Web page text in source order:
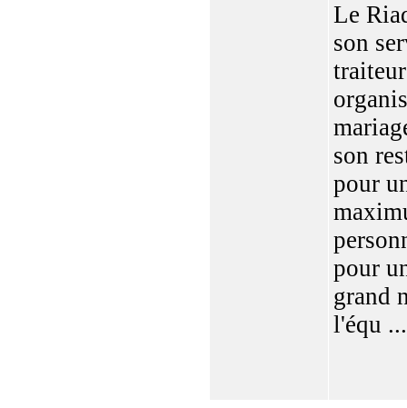
Le
son
traiteur
son
pour
pour
grand
l'équ ...